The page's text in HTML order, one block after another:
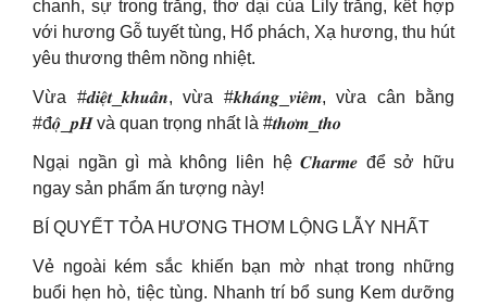
chanh, sự trong trắng, thơ dại của Lily trắng, kết hợp
với hương Gỗ tuyết tùng, Hổ phách, Xạ hương, thu hút
yêu thương thêm nồng nhiệt.
Vừa #𝒅𝒊𝒆̣̂𝒕_𝒌𝒉𝒖𝒂̂̉𝒏, vừa #𝒌𝒉𝒂́𝒏𝒈_𝒗𝒊𝒆̂𝒎, vừa cân bằng
#đ𝒐̣̂_𝒑𝑯 và quan trọng nhất là #𝒕𝒉𝒐̛𝒎_𝒕𝒉𝒐
Ngại ngần gì mà không liên hệ 𝑪𝒉𝒂𝒓𝒎𝒆 để sở hữu
ngay sản phẩm ấn tượng này!
BÍ QUYẾT TỎA HƯƠNG THƠM LỘNG LẪY NHẤT
Vẻ ngoài kém sắc khiến bạn mờ nhạt trong những
buổi hẹn hò, tiệc tùng. Nhanh trí bổ sung Kem dưỡng